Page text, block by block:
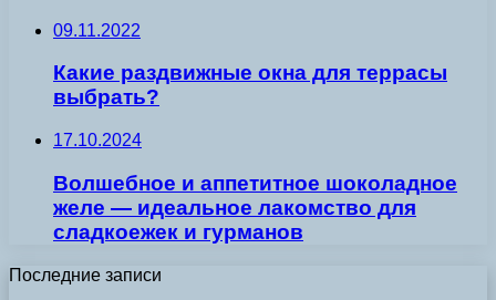
09.11.2022
Какие раздвижные окна для террасы
выбрать?
17.10.2024
Волшебное и аппетитное шоколадное
желе — идеальное лакомство для
сладкоежек и гурманов
Последние записи